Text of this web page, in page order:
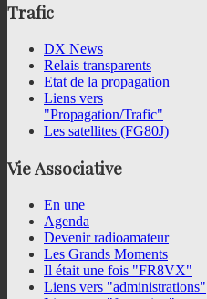
Trafic
DX News
Relais transparents
Etat de la propagation
Liens vers
"Propagation/Trafic"
Les satellites (FG80J)
VieAssociative
En une
Agenda
Devenir radioamateur
Les Grands Moments
Il était une fois "FR8VX"
Liens vers "administrations"